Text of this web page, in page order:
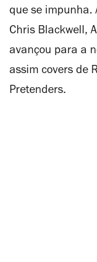
que se impunha.
Chris Blackwell,
avançou para a
assim covers de
Pretenders.